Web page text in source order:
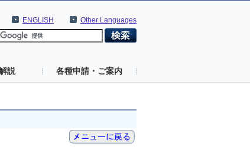
Other Languages
ENGLISH
説 各種申請・ご案内